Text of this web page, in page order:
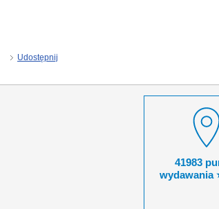
Udostępnij
41983
wydawania